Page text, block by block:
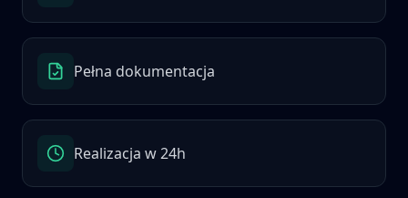
Pełna dokumentacja
Realizacja w 24h